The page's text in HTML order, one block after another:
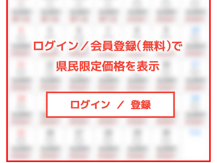
※駐車場は有料です（1泊あたり1，000円、上限3，000